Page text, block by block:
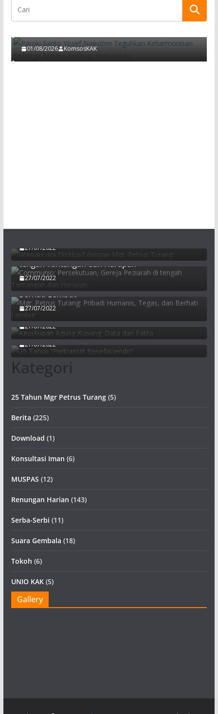
Paroki Santo Yosef Naikoten Teguhkan
Keharmonisan Keluarga Melalui Seminar
01/08/2026 KomsosKAK
27/07/2022
Communio: Persekutuan, Gereja Peziarah di
tengah Tantangan dan Harapan
27/07/2022
Mgr. Petrus Turang: Pribadi Humanis, Tegas, dan
Berhati Lembut
27/07/2022
Keuskupan Agung Kupang: Data dan Fakta
27/07/2022
25 Tahun “Pertransiit Benefaciendo”
27/07/2022
Kategori
25 Tahun Mgr Petrus Turang(5)
Berita (225)
Download (1)
Konsultasi Iman (6)
MUSPAS (12)
Renungan Harian (143)
Serba-Serbi (11)
Suara Gembala (18)
Tokoh (6)
UNIO KAK(5)
Gallery